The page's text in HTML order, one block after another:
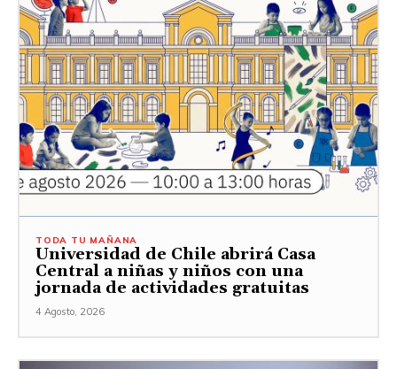
TODA TU MAÑANA
Universidad de Chile abrirá Casa
Central a niñas y niños con una
jornada de actividades gratuitas
4 Agosto, 2026